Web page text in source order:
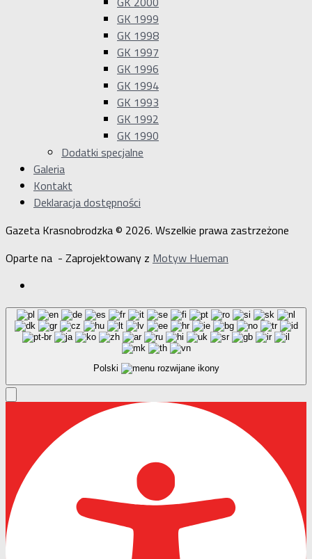
GK 1999
GK 1998
GK 1997
GK 1996
GK 1994
GK 1993
GK 1992
GK 1990
Dodatki specjalne
Galeria
Kontakt
Deklaracja dostępności
Gazeta Krasnobrodzka © 2026. Wszelkie prawa zastrzeżone
Oparte na - Zaprojektowany z Motyw Hueman
Polski